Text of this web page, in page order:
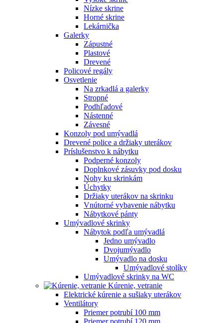
Nízke skrine
Horné skrine
Lekárnička
Galerky
Zápustné
Plastové
Drevené
Policové regály
Osvetlenie
Na zrkadlá a galerky
Stropné
Podhľadové
Nástenné
Závesné
Konzoly pod umývadlá
Drevené police a držiaky uterákov
Príslušenstvo k nábytku
Podperné konzoly
Doplnkové zásuvky pod dosku
Nohy ku skrinkám
Úchytky
Držiaky uterákov na skrinku
Vnútorné vybavenie nábytku
Nábytkové pánty
Umývadlové skrinky
Nábytok podľa umývadlá
Jedno umývadlo
Dvojumývadlo
Umývadlo na dosku
Umývadlové stolíky
Umývadlové skrinky na WC
Kúrenie, vetranie
Elektrické kúrenie a sušiaky uterákov
Ventilátory
Priemer potrubí 100 mm
Priemer potrubí 120 mm